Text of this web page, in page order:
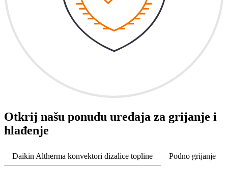
Otkrij našu ponudu uređaja za grijanje i
hlađenje
Daikin Altherma konvektori dizalice topline Podno grijanje